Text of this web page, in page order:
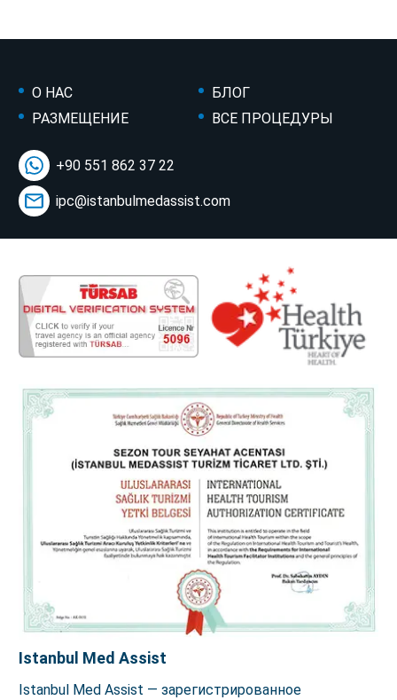
О НАС
БЛОГ
РАЗМЕЩЕНИЕ
ВСЕ ПРОЦЕДУРЫ
+90 551 862 37 22
ipc@istanbulmedassist.com
Istanbul Med Assist
Istanbul Med Assist — зарегистрированное